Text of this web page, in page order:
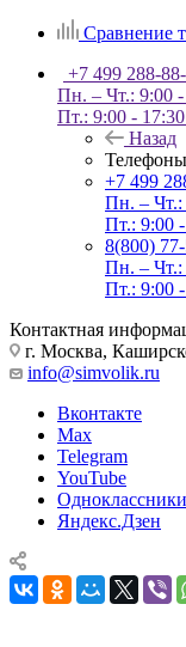
Сравнение
+7 499 288-
Пн. – Чт.: 9:00 -
Пт.: 9:00 -
Назад
Телефоны
+7 499
Пн. – Чт.:
Пт.: 9:00
8(800)
Пн. – Чт.:
Пт.: 9:00
Контактная
г. Москва,
info@simvolik.ru
Вконтакте
Max
Telegram
YouTube
Одноклассники
Яндекс.Дзен